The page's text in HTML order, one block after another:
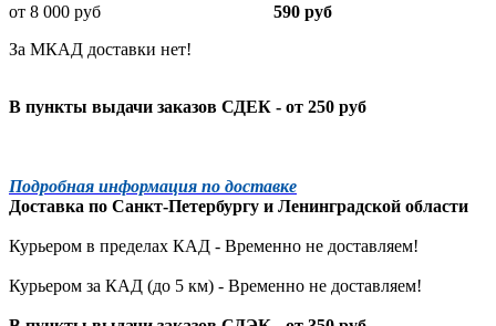
от 8 000 руб 590 руб
За МКАД доставки нет!
В пункты выдачи заказов СДЕК - от 250 руб
Подробная информация по доставке
Доставка по Санкт-Петербургу и Ленинградской области
Курьером в пределах КАД - Временно не доставляем!
Курьером за КАД (до 5 км) - Временно не доставляем!